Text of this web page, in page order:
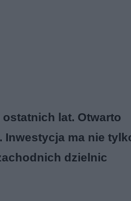
lat. Otwarto
Inwestycja ma nie
dzielnic